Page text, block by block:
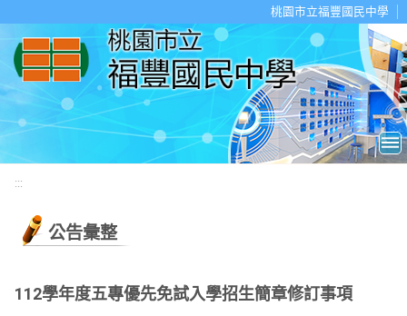
桃園市立福豐國民中學
:::
公告彙整
112學年度五專優先免試入學招生簡章修訂事項